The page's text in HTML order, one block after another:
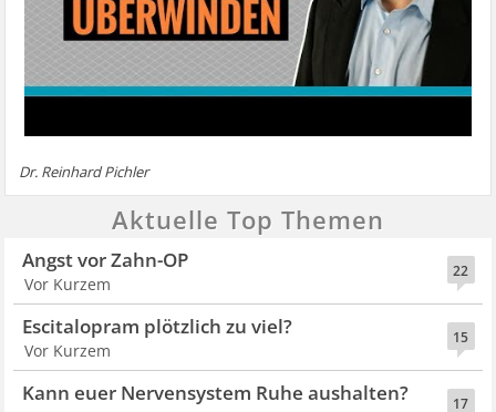
Dr. Reinhard Pichler
Aktuelle Top Themen
22
Angst vor Zahn-OP
Vor Kurzem
15
Escitalopram plötzlich zu viel?
Vor Kurzem
17
Kann euer Nervensystem Ruhe aushalten?